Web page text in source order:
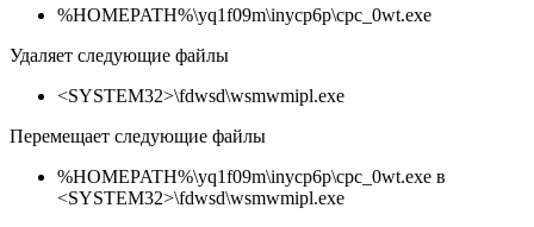
%HOMEPATH%\yq1f09m\inycp6p\cpc_0wt.exe
Удаляет следующие файлы
<SYSTEM32>\fdwsd\wsmwmipl.exe
Перемещает следующие файлы
%HOMEPATH%\yq1f09m\inycp6p\cpc_0wt.exe в
<SYSTEM32>\fdwsd\wsmwmipl.exe